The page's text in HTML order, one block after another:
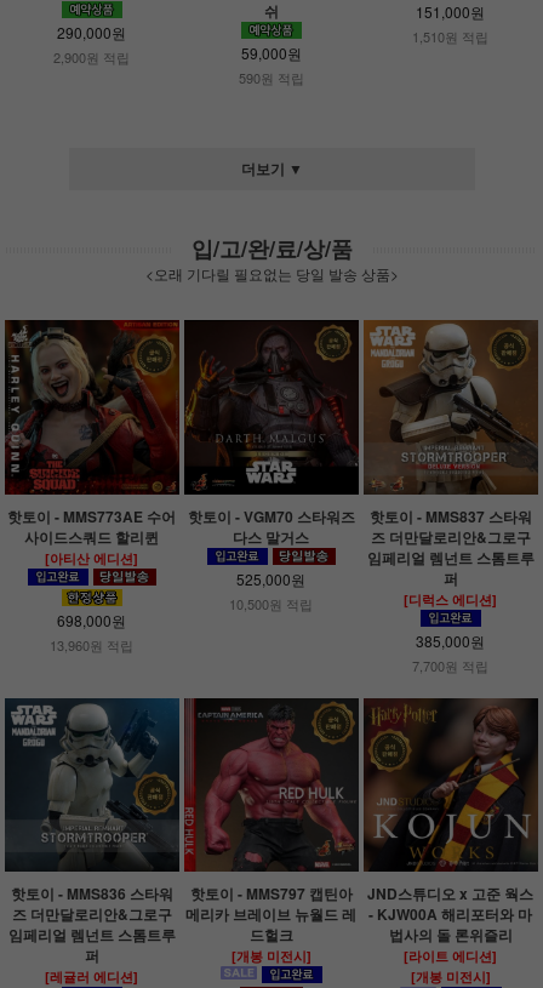
290,000원
2,900원 적립
쉬
59,000원
590원 적립
151,000원
1,510원 적립
더보기 ▼
입/고/완/료/상/품
<오래 기다릴 필요없는 당일 발송 상품>
핫토이 - MMS773AE 수어
사이드스쿼드 할리퀸
[아티산 에디션]
698,000원
13,960원 적립
핫토이 - VGM70 스타워즈
다스 말거스
525,000원
10,500원 적립
핫토이 - MMS837 스타워
즈 더만달로리안&그로구
임페리얼 렘넌트 스톰트루
퍼
[디럭스 에디션]
385,000원
7,700원 적립
핫토이 - MMS836 스타워
즈 더만달로리안&그로구
임페리얼 렘넌트 스톰트루
퍼
[레귤러 에디션]
핫토이 - MMS797 캡틴아
메리카 브레이브 뉴월드 레
드헐크
[개봉 미전시]
JND스튜디오 x 고준 웍스
- KJW00A 해리포터와 마
법사의 돌 론위즐리
[라이트 에디션]
[개봉 미전시]